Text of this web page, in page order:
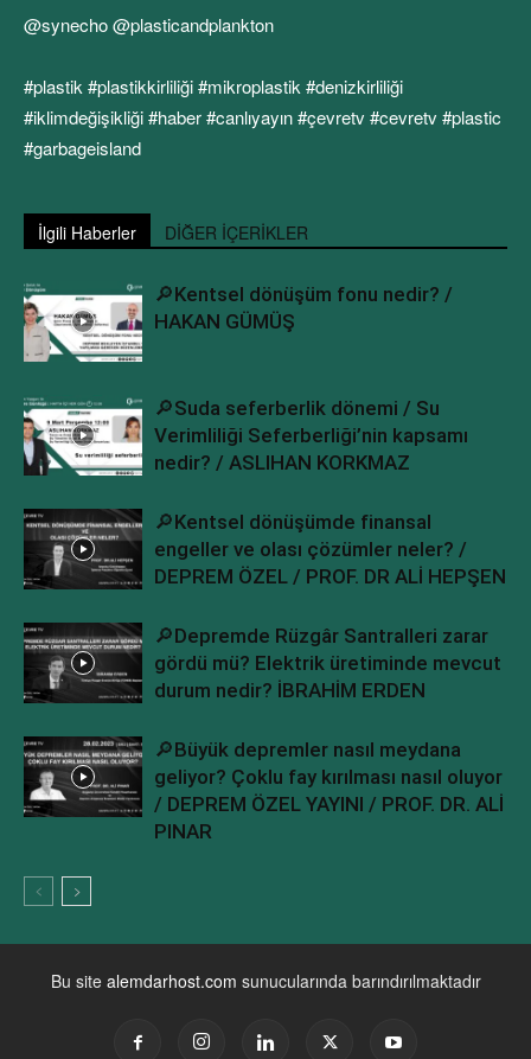
@synecho @plasticandplankton
#plastik #plastikkirliliği #mikroplastik #denizkirliliği
#iklimdeğişikliği #haber #canlıyayın #çevretv #cevretv #plastic
#garbageisland
İlgili Haberler DİĞER İÇERİKLER
🔎Kentsel dönüşüm fonu nedir? /
HAKAN GÜMÜŞ
🔎Suda seferberlik dönemi / Su
Verimliliği Seferberliği’nin kapsamı
nedir? / ASLIHAN KORKMAZ
🔎Kentsel dönüşümde finansal
engeller ve olası çözümler neler? /
DEPREM ÖZEL / PROF. DR ALİ HEPŞEN
🔎Depremde Rüzgâr Santralleri zarar
gördü mü? Elektrik üretiminde mevcut
durum nedir? İBRAHİM ERDEN
🔎Büyük depremler nasıl meydana
geliyor? Çoklu fay kırılması nasıl oluyor
/ DEPREM ÖZEL YAYINI / PROF. DR. ALİ
PINAR
Bu site alemdarhost.com sunucularında barındırılmaktadır